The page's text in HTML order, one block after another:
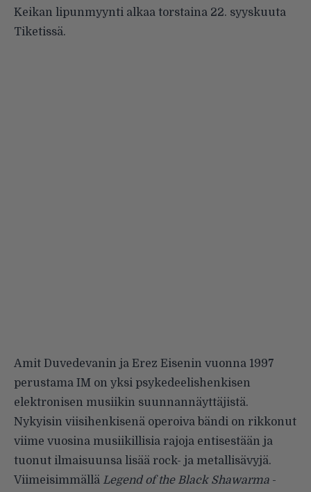
Keikan lipunmyynti alkaa torstaina 22. syyskuuta
Tiketissä.
Amit Duvedevanin ja Erez Eisenin vuonna 1997
perustama IM on yksi psykedeelishenkisen
elektronisen musiikin suunnannäyttäjistä.
Nykyisin viisihenkisenä operoiva bändi on rikkonut
viime vuosina musiikillisia rajoja entisestään ja
tuonut ilmaisuunsa lisää rock- ja metallisävyjä.
Viimeisimmällä Legend of the Black Shawarma -